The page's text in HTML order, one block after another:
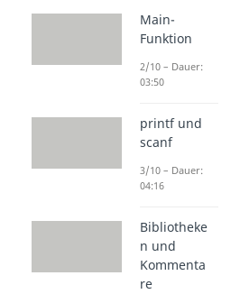
Main-
Funktion
2/10 – Dauer:
03:50
printf und
scanf
3/10 – Dauer:
04:16
Bibliotheke
n und
Kommenta
re